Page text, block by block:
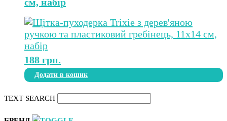
188 грн.
Додати в кошик
TEXT SEARCH